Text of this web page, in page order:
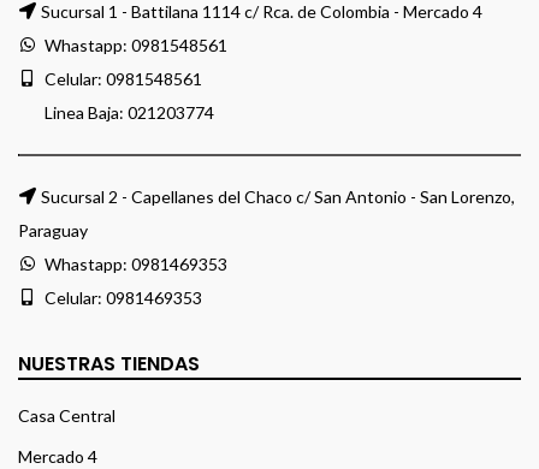
Sucursal 1 - Battilana 1114 c/ Rca. de Colombia - Mercado 4
Whastapp: 0981548561
Celular: 0981548561
Linea Baja: 021203774
Sucursal 2 - Capellanes del Chaco c/ San Antonio - San Lorenzo,
Paraguay
Whastapp: 0981469353
Celular: 0981469353
NUESTRAS TIENDAS
Casa Central
Mercado 4